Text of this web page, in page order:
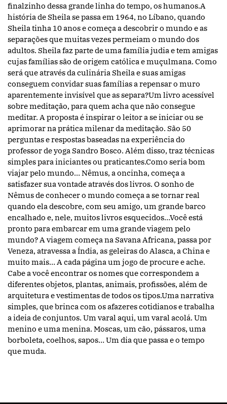
finalzinho dessa grande linha do tempo, os humanos.A
história de Sheila se passa em 1964, no Líbano, quando
Sheila tinha 10 anos e começa a descobrir o mundo e as
separações que muitas vezes permeiam o mundo dos
adultos. Sheila faz parte de uma família judia e tem amigas
cujas famílias são de origem católica e muçulmana. Como
será que através da culinária Sheila e suas amigas
conseguem convidar suas famílias a repensar o muro
aparentemente invisível que as separa?Um livro acessível
sobre meditação, para quem acha que não consegue
meditar. A proposta é inspirar o leitor a se iniciar ou se
aprimorar na prática milenar da meditação. São 50
perguntas e respostas baseadas na experiência do
professor de yoga Sandro Bosco. Além disso, traz técnicas
simples para iniciantes ou praticantes.Como seria bom
viajar pelo mundo… Nêmus, a oncinha, começa a
satisfazer sua vontade através dos livros. O sonho de
Nêmus de conhecer o mundo começa a se tornar real
quando ela descobre, com seu amigo, um grande barco
encalhado e, nele, muitos livros esquecidos…Você está
pronto para embarcar em uma grande viagem pelo
mundo? A viagem começa na Savana Africana, passa por
Veneza, atravessa a Índia, as geleiras do Alasca, a China e
muito mais… A cada página um jogo de procure e ache.
Cabe a você encontrar os nomes que correspondem a
diferentes objetos, plantas, animais, profissões, além de
arquitetura e vestimentas de todos os tipos.Uma narrativa
simples, que brinca com os afazeres cotidianos e trabalha
a ideia de conjuntos. Um varal aqui, um varal acolá. Um
menino e uma menina. Moscas, um cão, pássaros, uma
borboleta, coelhos, sapos… Um dia que passa e o tempo
que muda.